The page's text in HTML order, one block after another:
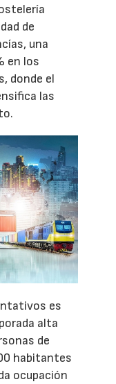
de
una
en los
donde el
las
es
alta
de
habitantes
ocupación